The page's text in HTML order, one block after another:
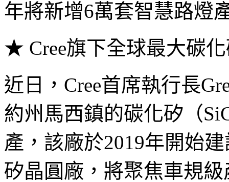
年將新增6萬套智慧路燈
★ Cree旗下全球最大碳
近日，Cree首席執行長
約州馬西鎮的碳化矽（
產，該廠於2019年開始
矽晶圓廠，將聚焦車規級